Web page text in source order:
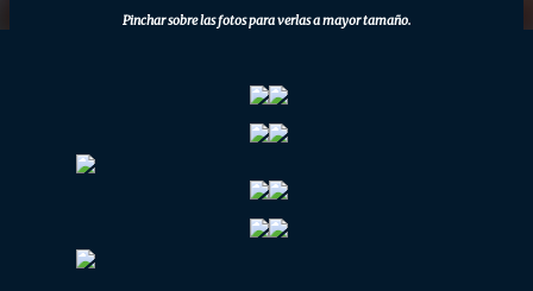
Pinchar sobre las fotos para verlas a mayor tamaño.